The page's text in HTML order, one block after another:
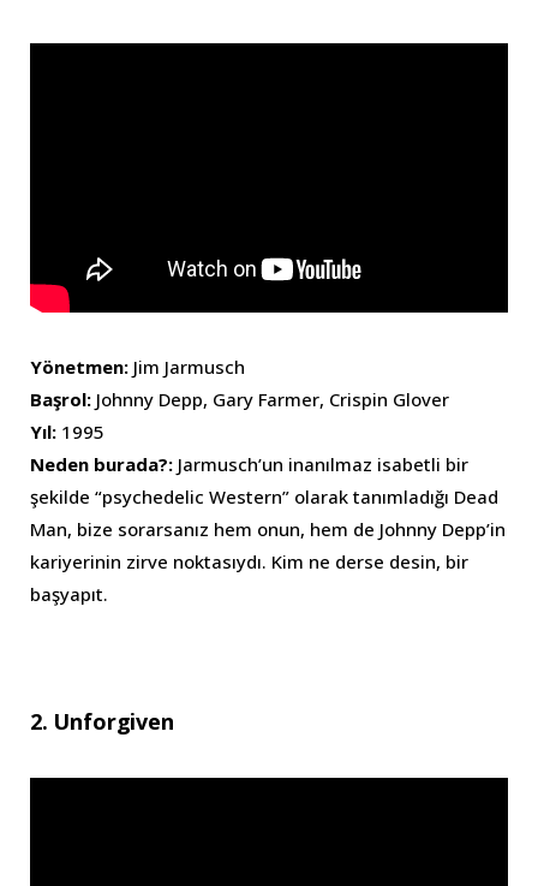
Yönetmen: Jim Jarmusch
Başrol: Johnny Depp, Gary Farmer, Crispin Glover
Yıl: 1995
Neden burada?: Jarmusch’un inanılmaz isabetli bir
şekilde “psychedelic Western” olarak tanımladığı Dead
Man, bize sorarsanız hem onun, hem de Johnny Depp’in
kariyerinin zirve noktasıydı. Kim ne derse desin, bir
başyapıt.
2. Unforgiven